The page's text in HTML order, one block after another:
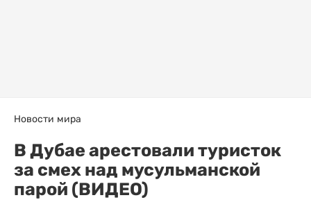
Новости мира
В Дубае арестовали туристок
за смех над мусульманской
парой (ВИДЕО)